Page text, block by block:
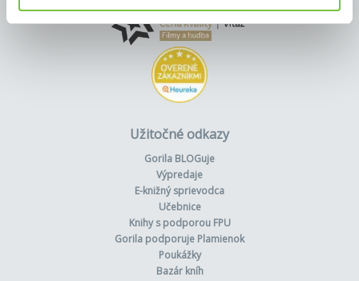
Užitočné odkazy
Gorila BLOGuje
Výpredaje
E-knižný sprievodca
Učebnice
Knihy s podporou FPU
Gorila podporuje Plamienok
Poukážky
Bazár kníh